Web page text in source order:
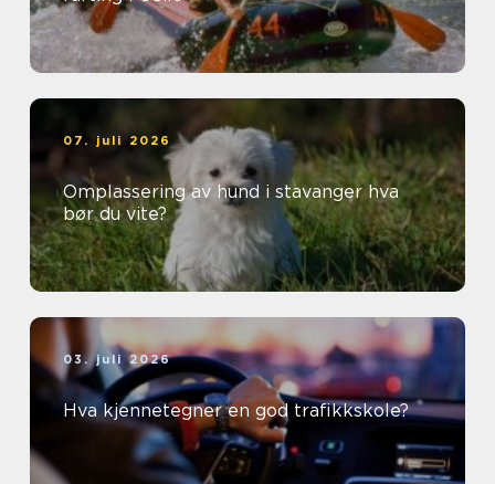
07. juli 2026
Omplassering av hund i stavanger hva
bør du vite?
03. juli 2026
Hva kjennetegner en god trafikkskole?